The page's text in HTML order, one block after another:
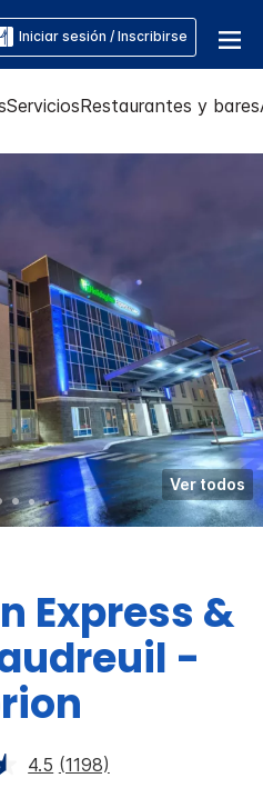
Iniciar sesión / Inscribirse
ServiciosRestaurantes y bares
Ver todos
Express &
-
4.5 (1198)